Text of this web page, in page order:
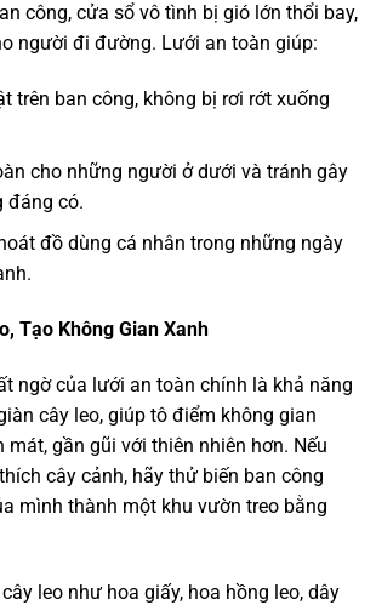
công, cửa sổ vô tình bị gió lớn thổi bay,
người đi đường. Lưới an toàn giúp:
trên ban công, không bị rơi rớt xuống
cho những người ở dưới và tránh gây
đáng có.
đồ dùng cá nhân trong những ngày
Tạo Không Gian Xanh
ngờ của lưới an toàn chính là khả năng
cây leo, giúp tô điểm không gian
mát, gần gũi với thiên nhiên hơn. Nếu
cây cảnh, hãy thử biến ban công
mình thành một khu vườn treo bằng
leo như hoa giấy, hoa hồng leo, dây